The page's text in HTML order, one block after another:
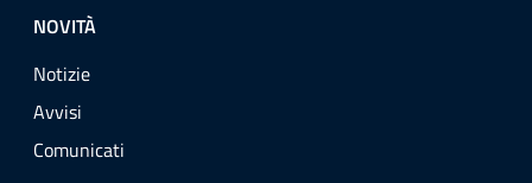
NOVITÀ
Notizie
Avvisi
Comunicati